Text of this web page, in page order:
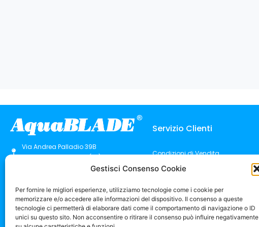
Gestisci Consenso Cookie
Per fornire le migliori esperienze, utilizziamo tecnologie come i cookie per
memorizzare e/o accedere alle informazioni del dispositivo. Il consenso a queste
tecnologie ci permetterà di elaborare dati come il comportamento di navigazione o ID
unici su questo sito. Non acconsentire o ritirare il consenso può influire negativamente
Via Andrea Palladio 39B
San Giorgio in Bosco (PD)
F
a
c
e
b
o
T
i
k
t
o
k
Y
o
u
t
u
b
I
n
s
t
a
g
Servizio Clienti
Condizioni di Vendita
Pagamenti
Spedizioni
Recesso dal Contratto
Cookie Policy (UE)